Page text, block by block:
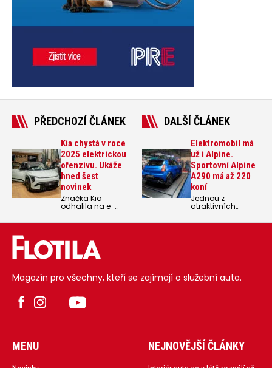
PŘEDCHOZÍ ČLÁNEK
Kia chystá v roce
2025 elektrickou
ofenzivu. Ukáže
hned šest
novinek
Značka Kia
odhalila na e-
plány v
EV6, EV6 GT a EV9
doplnilo letos na
podzim
s označením EV3,
které se veřejnosti
právě veletrhu e-
Salon. V roce 2025
DALŠÍ ČLÁNEK
Elektromobil má
už i Alpine.
Sportovní Alpine
A290 má až 220
koní
Jednou z
atraktivních
čisté mobility e-
českém trhu na
Magazín pro všechny, kteří se zajímají o služební auta.
MENU NEJNOVĚJŠÍ ČLÁNKY